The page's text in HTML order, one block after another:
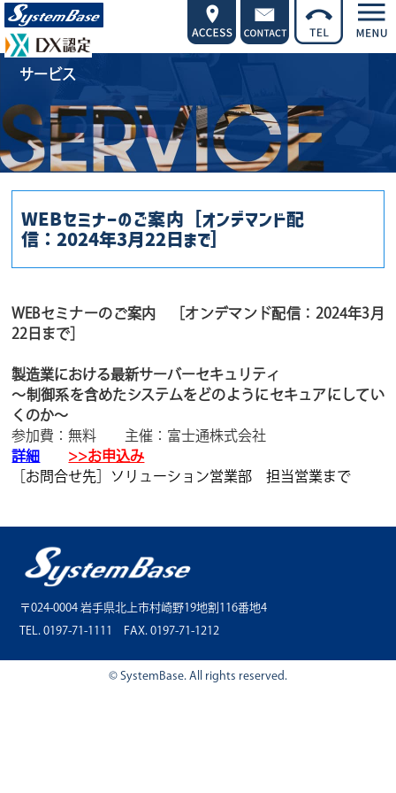
サービス
WEBセミナーのご案内［オンデマンド配
信：2024年3月22日まで］
WEBセミナーのご案内 ［オンデマンド配信：2024年3月
22日まで］
製造業における最新サーバーセキュリティ
～制御系を含めたシステムをどのようにセキュアにしてい
くのか～
参加費：無料 主催：富士通株式会社
詳細
>>お申込み
［お問合せ先］ソリューション営業部 担当営業まで
〒024-0004 岩手県北上市村崎野19地割116番地4
TEL. 0197-71-1111 FAX. 0197-71-1212
© SystemBase. All rights reserved.